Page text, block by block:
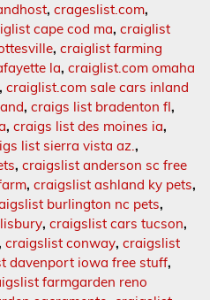
, crageslist.com,
cape cod ma, craiglist
, craiglist farming
la, craiglist.com omaha
, craiglist.com sale cars inland
, craigs list bradenton fl,
, craigs list des moines ia,
list sierra vista az.,
, craigslist anderson sc free
, craigslist ashland ky pets,
burlington nc pets,
, craigslist cars tucson,
craigslist conway, craigslist
davenport iowa free stuff,
farmgarden reno